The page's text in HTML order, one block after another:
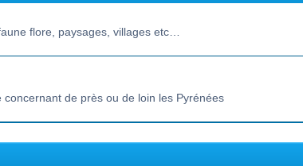
flore, paysages, villages etc…
de près ou de loin les Pyrénées